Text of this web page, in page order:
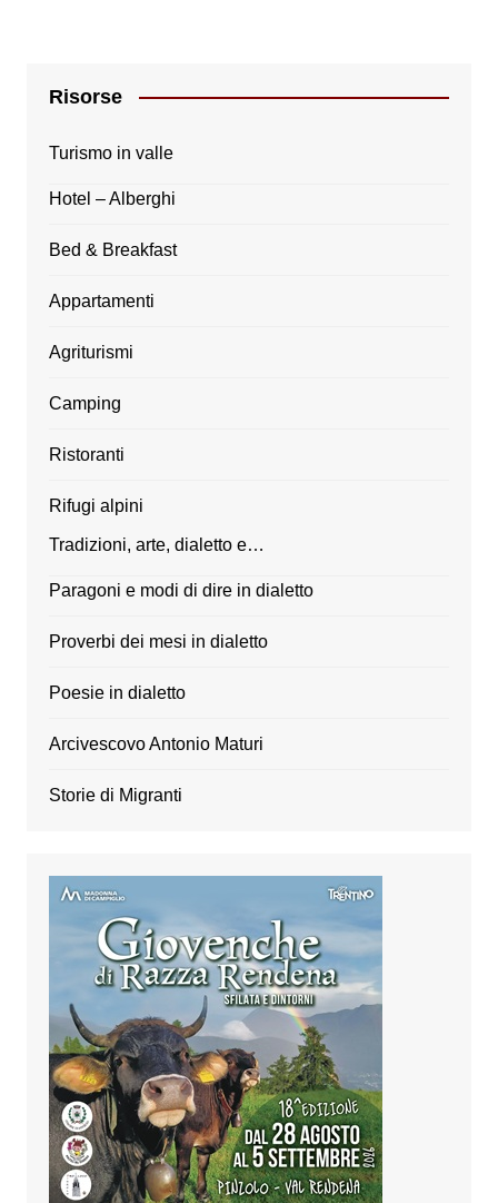
Risorse
Turismo in valle
Hotel – Alberghi
Bed & Breakfast
Appartamenti
Agriturismi
Camping
Ristoranti
Rifugi alpini
Tradizioni, arte, dialetto e…
Paragoni e modi di dire in dialetto
Proverbi dei mesi in dialetto
Poesie in dialetto
Arcivescovo Antonio Maturi
Storie di Migranti